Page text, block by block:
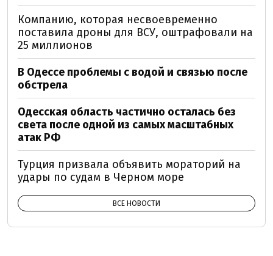
Компанию, которая несвоевременно
поставила дроны для ВСУ, оштрафовали на
25 миллионов
В Одессе проблемы с водой и связью после
обстрела
Одесская область частично осталась без
света после одной из самых масштабных
атак РФ
Турция призвала объявить мораторий на
удары по судам в Черном море
ВСЕ НОВОСТИ